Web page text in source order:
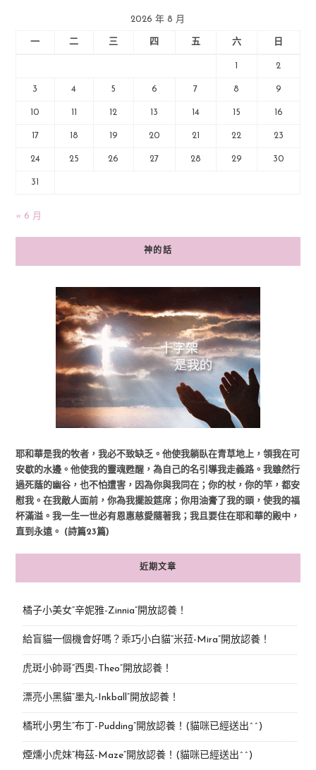
2026 年 8 月
一 二 三 四 五 六 日
2
3 4 5 6 7 8 9
10 12 13 14 15 16
17 18 19 20 21 22 23
24 25 26 27 28 29 30
31
« 6 月
神的話
耶和華是我的牧者，我必不致缺乏。他使我躺臥在青草地上，領我在可
安歇的水邊。他使我的靈魂甦醒，為自己的名引導我走義路。我雖然行
過死蔭的幽谷，也不怕遭害，因為你與我同在；你的杖，你的竿，都安
慰我。在我敵人面前，你為我擺設筵席；你用油膏了我的頭，使我的福
杯滿溢。我一生一世必有恩惠慈愛隨著我；我且要住在耶和華的殿中，
直到永遠。 (詩篇23篇)
近期文章
橘子小美女“辛妮雅-Zinnia”開放認養！
給盲貓一個機會好嗎？乖巧小白貓“米菈-Mira”開放認養！
虎斑小帥哥“西奧-Theo”開放認養！
漂亮小黑貓“墨丸-Inkball”開放認養！
橘玳小男生“布丁-Pudding”開放認養！(貓咪已經送出^^)
煙燻小虎妹“梅茲-Maze”開放認養！(貓咪已經送出^^)